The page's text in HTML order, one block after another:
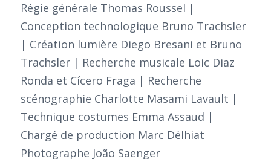
Régie générale Thomas Roussel |
Conception technologique Bruno Trachsler
| Création lumière Diego Bresani et Bruno
Trachsler | Recherche musicale Loic Diaz
Ronda et Cícero Fraga | Recherche
scénographie Charlotte Masami Lavault |
Technique costumes Emma Assaud |
Chargé de production Marc Délhiat
Photographe João Saenger